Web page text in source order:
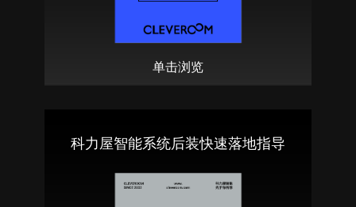
单击浏览
科力屋智能系统后装快速落地指导